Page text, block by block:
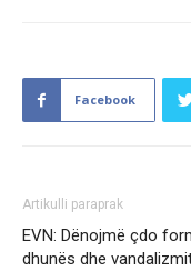
Facebook
Artikulli paraprak
EVN: Dënojmë çdo
dhunës dhe